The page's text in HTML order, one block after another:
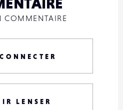
COMMENTAIRE
LENSER